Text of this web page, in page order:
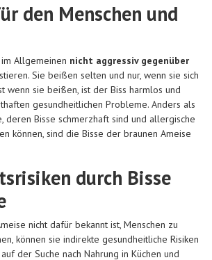
den Menschen und
Allgemeinen nicht aggressiv gegenüber
Sie beißen selten und nur, wenn sie sich
wenn sie beißen, ist der Biss harmlos und
gesundheitlichen Probleme. Anders als
deren Bisse schmerzhaft sind und allergische
können, sind die Bisse der braunen Ameise
durch Bisse
nicht dafür bekannt ist, Menschen zu
können sie indirekte gesundheitliche Risiken
der Suche nach Nahrung in Küchen und